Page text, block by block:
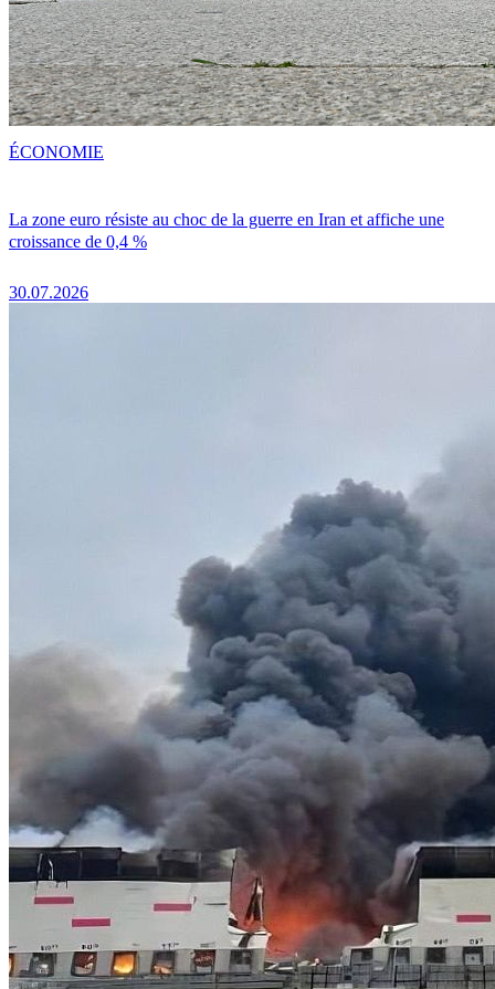
La zone euro résiste au choc de la guerre en Iran et affiche une
croissance de 0,4 %
30.07.2026
ÉCONOMIE